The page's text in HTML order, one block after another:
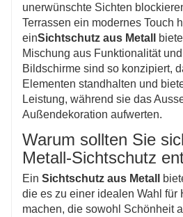
unerwünschte Sichten
Terrassen ein modernes Touch
einSichtschutz aus Metall
Mischung aus Funktionalität
Bildschirme sind so konzipiert,
Elementen standhalten und
Leistung, während sie das
Außendekoration aufwerten.
Warum sollten Sie
Metall-Sichtschutz
Ein Sichtschutz aus Metall
die es zu einer idealen Wahl für
machen, die sowohl Schönheit